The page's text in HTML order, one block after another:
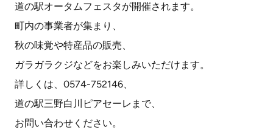
道の駅オータムフェスタが開催されます。
町内の事業者が集まり、
秋の味覚や特産品の販売、
ガラガラクジなどをお楽しみいただけます。
詳しくは、0574-752146、
道の駅三野白川ピアセーレまで、
お問い合わせください。